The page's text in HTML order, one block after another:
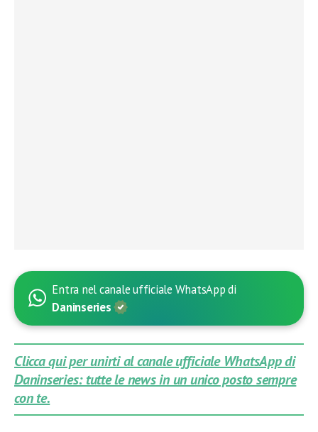
Entra nel canale ufficiale WhatsApp di
Daninseries
Clicca qui per unirti al canale ufficiale WhatsApp di
Daninseries: tutte le news in un unico posto sempre
con te.